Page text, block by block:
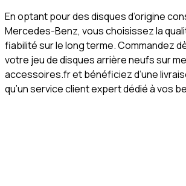
En optant pour des disques d’origine
Mercedes-Benz, vous choisissez la
fiabilité sur le long terme. Commandez
votre jeu de disques arrière neufs sur
accessoires.fr et bénéficiez d’une
qu’un service client expert dédié à vos